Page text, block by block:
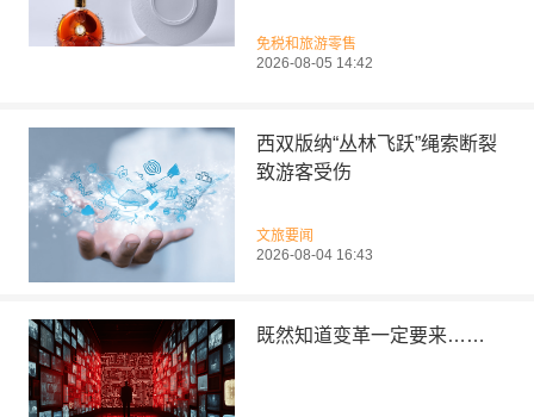
免税和旅游零售
2026-08-05 14:42
西双版纳“丛林飞跃”绳索断裂
致游客受伤
文旅要闻
2026-08-04 16:43
既然知道变革一定要来……